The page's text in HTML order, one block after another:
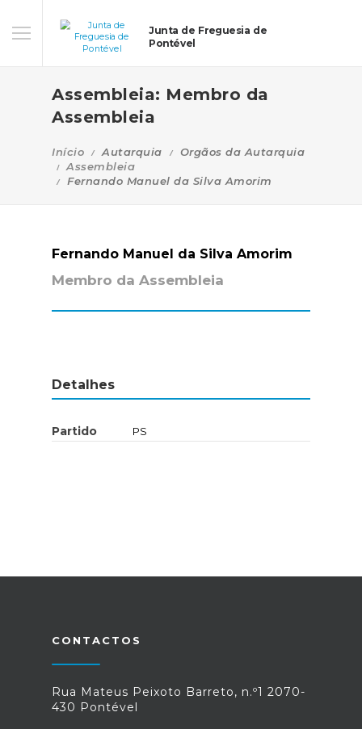
Junta de Freguesia de
Pontével
Assembleia: Membro da
Assembleia
Início Autarquia
Orgãos da Autarquia
Assembleia
Fernando Manuel da Silva Amorim
Fernando Manuel da Silva Amorim
Membro da Assembleia
Detalhes
Partido PS
CONTACTOS
Rua Mateus Peixoto Barreto, n.º1 2070-
430 Pontével